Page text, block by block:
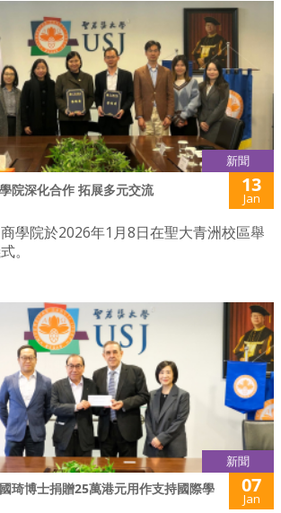
新聞
院深化合作 拓展多元交流 13
Jan
學院於2026年1月8日在聖大青洲校區舉
。
新聞
琦博士捐贈25萬港元用作支持國際學
07
Jan